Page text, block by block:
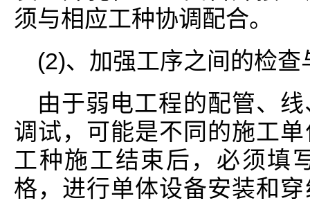
须与相应工种协调配合。
(2)、加强工序之间的检查
由于弱电工程的配管、
调试，可能是不同的施工
工种施工结束后，必须填
格，进行单体设备安装和